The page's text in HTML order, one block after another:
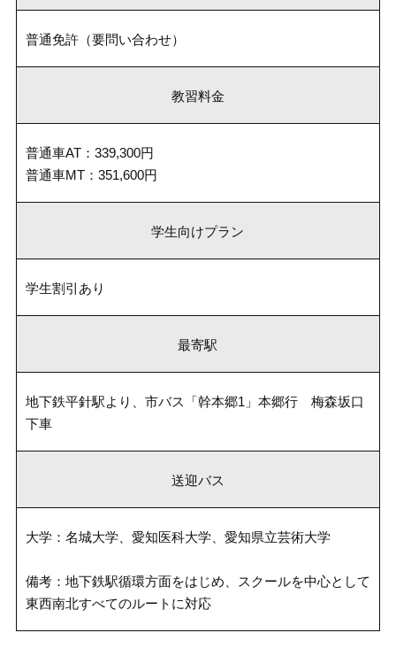
普通免許（要問い合わせ）
教習料金
普通車AT：339,300円
普通車MT：351,600円
学生向けプラン
学生割引あり
最寄駅
地下鉄平針駅より、市バス「幹本郷1」本郷行 梅森坂口
下車
送迎バス
大学：名城大学、愛知医科大学、愛知県立芸術大学
備考：地下鉄駅循環方面をはじめ、スクールを中心として
東西南北すべてのルートに対応